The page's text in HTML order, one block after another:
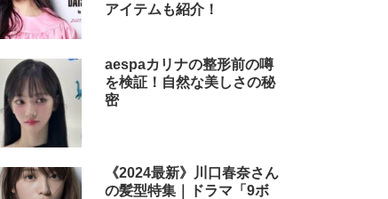
アイテムも紹介！
aespaカリナの整形前の噂
を検証！自然な美しさの秘
密
《2024最新》川口春奈さん
の髪型特集｜ドラマ「9ボ